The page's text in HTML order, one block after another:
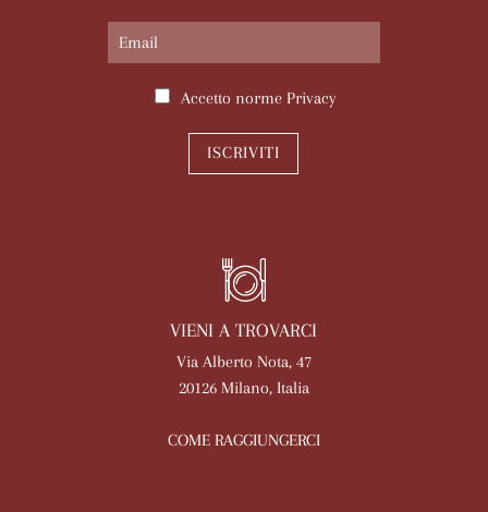
Accetto norme Privacy
ISCRIVITI
VIENI A TROVARCI
Via Alberto Nota, 47
20126 Milano, Italia
COME RAGGIUNGERCI